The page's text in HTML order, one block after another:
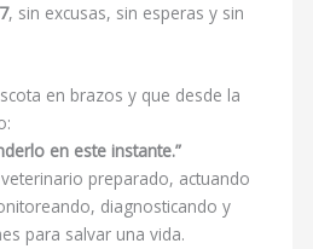
, sin excusas, sin esperas y sin
en brazos y que desde la
en este instante.”
preparado, actuando
diagnosticando y
para salvar una vida.